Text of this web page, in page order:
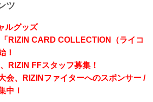
ツ
ルグッズ
RIZIN CARD COLLECTION（ライコ
！
RIZIN FFスタッフ募集！
会、RIZINファイターへのスポンサー /
中！